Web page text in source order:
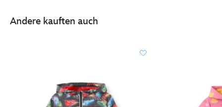
Andere kauften auch